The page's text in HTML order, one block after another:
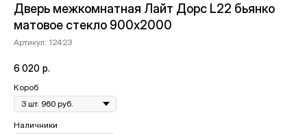
Дверь межкомнатная Лайт Дорс L22 бьянко
матовое стекло 900х2000
Артикул: 12423
6 020 р.
Короб
Наличники